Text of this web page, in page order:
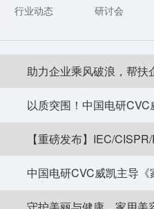
行业动态 研讨会
中国电研CVC威凯主导